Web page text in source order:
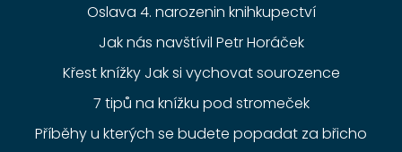
Oslava 4. narozenin knihkupectví
Jak nás navštívil Petr Horáček
Křest knížky Jak si vychovat sourozence
7 tipů na knížku pod stromeček
Příběhy u kterých se budete popadat za břicho